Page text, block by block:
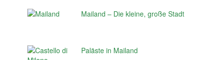
Mailand – Die kleine, große Stadt
Paläste in Mailand